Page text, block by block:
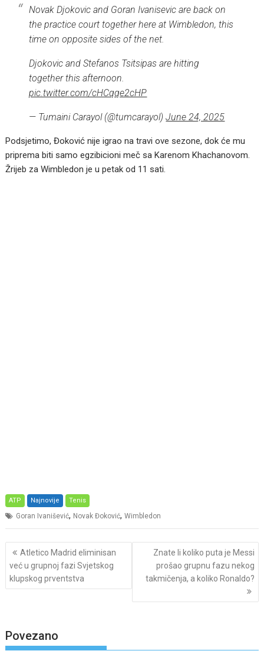
Novak Djokovic and Goran Ivanisevic are back on
the practice court together here at Wimbledon, this
time on opposite sides of the net.
Djokovic and Stefanos Tsitsipas are hitting
together this afternoon.
pic.twitter.com/cHCqqe2cHP
— Tumaini Carayol (@tumcarayol)June 24, 2025
Podsjetimo, Đoković nije igrao na travi ove sezone, dok će mu
priprema biti samo egzibicioni meč sa Karenom Khachanovom.
Žrijeb za Wimbledon je u petak od 11 sati.
ATP Najnovije Tenis
Goran Ivanišević, Novak Đoković,Wimbledon
Post
navigation
Atletico Madrid eliminisan
već u grupnoj fazi Svjetskog
klupskog prventstva
Znate li koliko puta je Messi
prošao grupnu fazu nekog
takmičenja, a koliko Ronaldo?
Povezano